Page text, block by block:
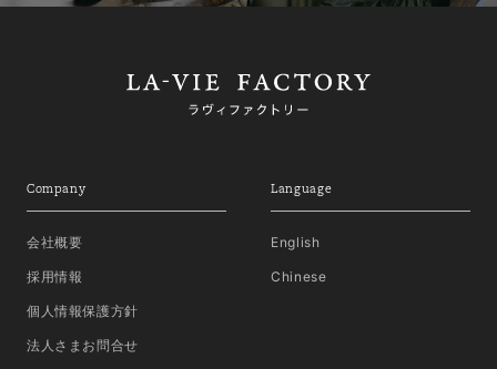
Company
会社概要
採用情報
個人情報保護方針
法人さまお問合せ
Language
English
Chinese